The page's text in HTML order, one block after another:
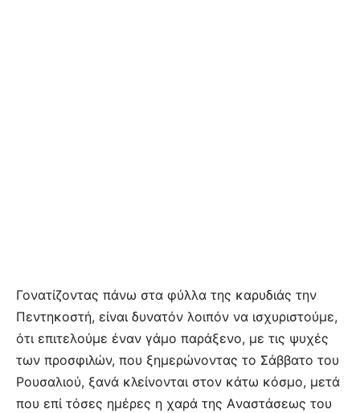
Γονατίζοντας πάνω στα φύλλα της καρυδιάς την
Πεντηκοστή, είναι δυνατόν λοιπόν να ισχυριστούμε,
ότι επιτελούμε έναν γάμο παράξενο, με τις ψυχές
των προσφιλών, που ξημερώνοντας το Σάββατο του
Pουσαλιού, ξανά κλείνονται στον κάτω κόσμο, μετά
που επί τόσες ημέρες η χαρά της Aναστάσεως του